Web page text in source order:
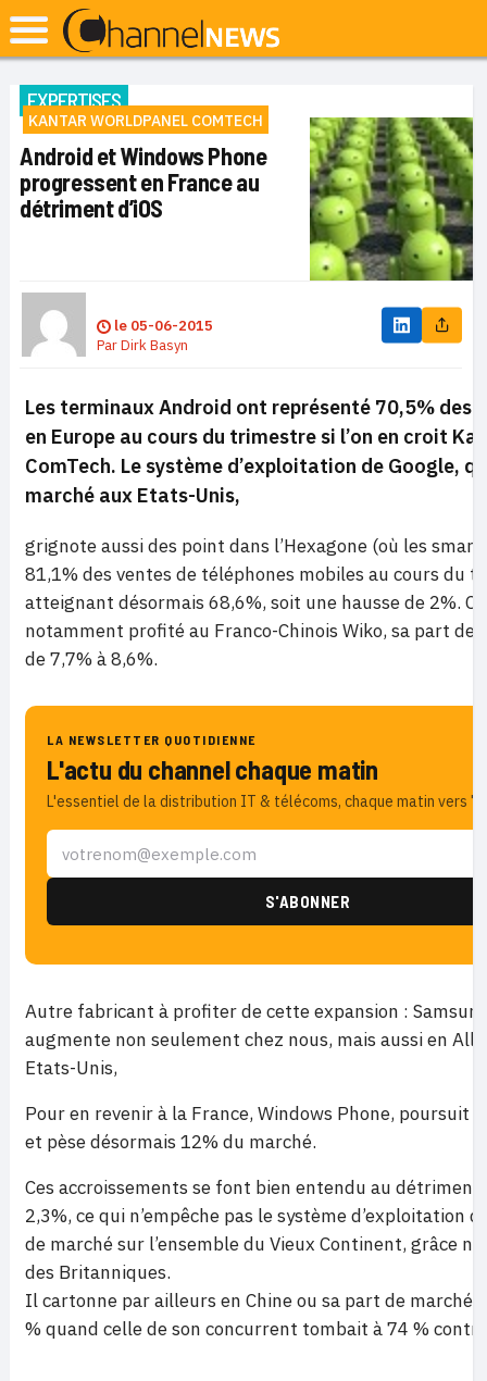
EXPERTISES
KANTAR WORLDPANEL COMTECH
Android et Windows Phone
progressent en France au
détriment d’iOS
le 05-06-2015
ParDirk Basyn
Les terminaux Android ont représenté 70,5% des
en Europe au cours du trimestre si l’on en croit
ComTech. Le système d’exploitation de Google,
marché aux Etats-Unis,
grignote aussi des point dans l’Hexagone (où les
81,1% des ventes de téléphones mobiles au cours du
atteignant désormais 68,6%, soit une hausse de 2%.
notamment profité au Franco-Chinois Wiko, sa part de
de 7,7% à 8,6%.
LA NEWSLETTER QUOTIDIENNE
L'actu du channel chaque matin
L'essentiel de la distribution IT & télécoms, chaque matin vers
Autre fabricant à profiter de cette expansion :
augmente non seulement chez nous, mais aussi en
Etats-Unis,
Pour en revenir à la France, Windows Phone, poursuit
et pèse désormais 12% du marché.
Ces accroissements se font bien entendu au détriment
2,3%, ce qui n’empêche pas le système d’exploitation
de marché sur l’ensemble du Vieux Continent, grâce
des Britanniques.
Il cartonne par ailleurs en Chine ou sa part de marché
% quand celle de son concurrent tombait à 74 %